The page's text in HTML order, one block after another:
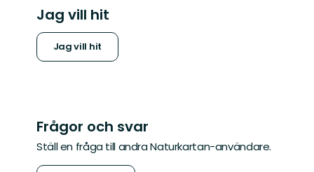
Jag vill hit
Jag vill hit
Frågor och svar
Ställ en fråga till andra Naturkartan-användare.